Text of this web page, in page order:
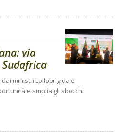
via
ministri Lollobrigida e
e amplia gli sbocchi